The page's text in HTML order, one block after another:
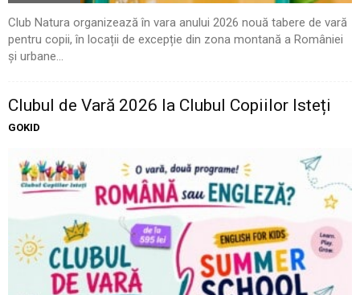
Club Natura organizează în vara anului 2026 nouă tabere de vară
pentru copii, în locații de excepție din zona montană a României
și urbane...
Clubul de Vară 2026 la Clubul Copiilor Isteți
GOKID